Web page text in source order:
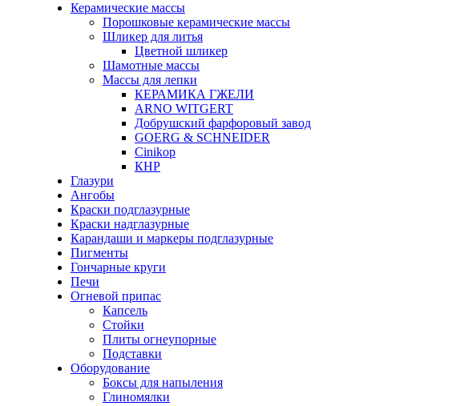
Керамические массы
Порошковые керамические массы
Шликер для литья
Цветной шликер
Шамотные массы
Массы для лепки
КЕРАМИКА ГЖЕЛИ
ARNO WITGERT
Добрушский фарфоровый завод
GOERG & SCHNEIDER
Cinikop
КНР
Глазури
Ангобы
Краски подглазурные
Краски надглазурные
Карандаши и маркеры подглазурные
Пигменты
Гончарные круги
Печи
Огневой припас
Капсель
Стойки
Плиты огнеупорные
Подставки
Оборудование
Боксы для напыления
Глиномялки